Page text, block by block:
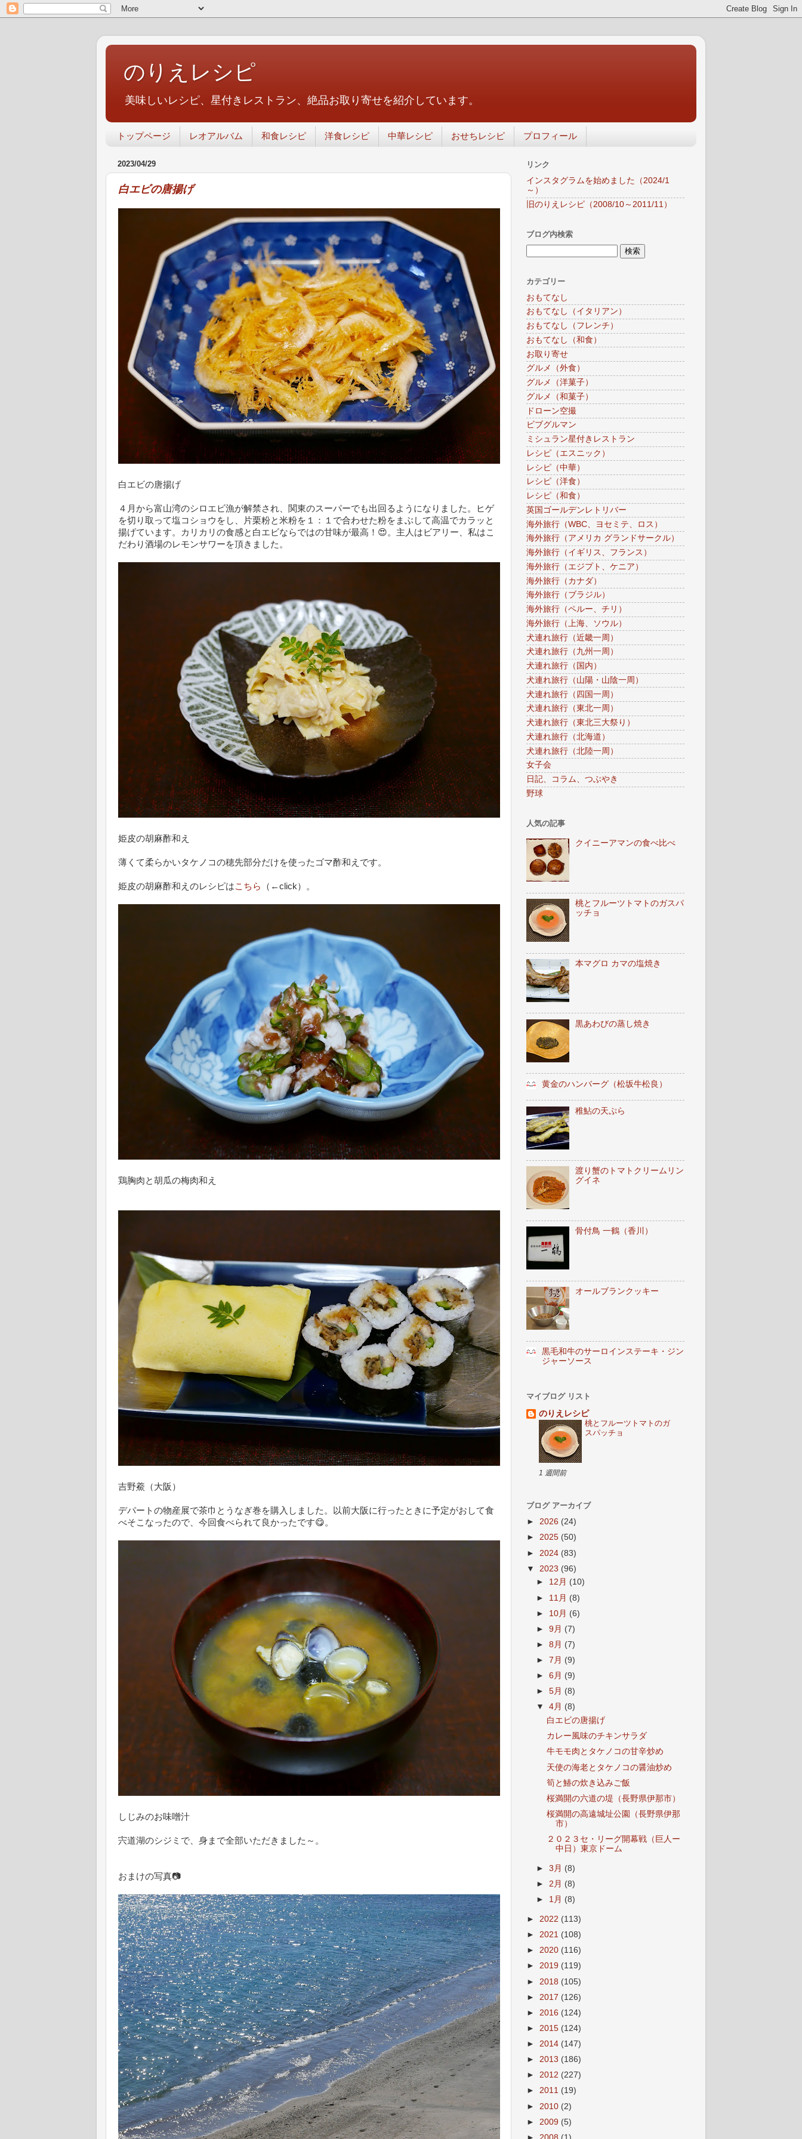
のりえレシピ
美味しいレシピ、星付きレストラン、絶品お取り寄せを紹介しています。
トップページ レオアルバム 和食レシピ 洋食レシピ 中華レシピ おせちレシピ プロフィール
2023/04/29
白エビの唐揚げ
白エビの唐揚げ
４月から富山湾のシロエビ漁が解禁され、関東のスーパーでも出回るようになりました。ヒゲ
を切り取って塩コショウをし、片栗粉と米粉を１：１で合わせた粉をまぶして高温でカラッと
揚げています。カリカリの食感と白エビならではの甘味が最高！😍。主人はビアリー、私はこ
だわり酒場のレモンサワーを頂きました。
姫皮の胡麻酢和え
薄くて柔らかいタケノコの穂先部分だけを使ったゴマ酢和えです。
姫皮の胡麻酢和えのレシピはこちら （←click）。
鶏胸肉と胡瓜の梅肉和え
吉野鯗（大阪）
デパートの物産展で茶巾とうなぎ巻を購入しました。以前大阪に行ったときに予定がおして食
べそこなったので、今回食べられて良かったです😋。
しじみのお味噌汁
宍道湖のシジミで、身まで全部いただきました～。
おまけの写真📷
リンク
インスタグラムを始めました（2024/1
～）
旧のりえレシピ（2008/10～2011/11）
ブログ内検索
カテゴリー
おもてなし
おもてなし（イタリアン）
おもてなし（フレンチ）
おもてなし（和食）
お取り寄せ
グルメ（外食）
グルメ（洋菓子）
グルメ（和菓子）
ドローン空撮
ビブグルマン
ミシュラン星付きレストラン
レシピ（エスニック）
レシピ（中華）
レシピ（洋食）
レシピ（和食）
英国ゴールデンレトリバー
海外旅行（WBC、ヨセミテ、ロス）
海外旅行（アメリカ グランドサークル）
海外旅行（イギリス、フランス）
海外旅行（エジプト、ケニア）
海外旅行（カナダ）
海外旅行（ブラジル）
海外旅行（ペルー、チリ）
海外旅行（上海、ソウル）
犬連れ旅行（近畿一周）
犬連れ旅行（九州一周）
犬連れ旅行（国内）
犬連れ旅行（山陽・山陰一周）
犬連れ旅行（四国一周）
犬連れ旅行（東北一周）
犬連れ旅行（東北三大祭り）
犬連れ旅行（北海道）
犬連れ旅行（北陸一周）
女子会
日記、コラム、つぶやき
野球
人気の記事
クイニーアマンの食べ比べ
桃とフルーツトマトのガスパ
ッチョ
本マグロ カマの塩焼き
黒あわびの蒸し焼き
黄金のハンバーグ（松坂牛松良）
稚鮎の天ぷら
渡り蟹のトマトクリームリン
グイネ
骨付鳥 一鶴（香川）
オールブランクッキー
黒毛和牛のサーロインステーキ・ジン
ジャーソース
マイブログ リスト
のりえレシピ
桃とフルーツトマトのガ
スパッチョ
1 週間前
ブログ アーカイブ
► 2026 (24)
► 2025 (50)
► 2024 (83)
▼ 2023 (96)
► 12月 (10)
► 11月 (8)
► 10月 (6)
►9月 (7)
►8月 (7)
►7月 (9)
►6月 (9)
►5月 (8)
▼4月 (8)
白エビの唐揚げ
カレー風味のチキンサラダ
牛モモ肉とタケノコの甘辛炒め
天使の海老とタケノコの醤油炒め
筍と鰆の炊き込みご飯
桜満開の六道の堤（長野県伊那市）
桜満開の高遠城址公園（長野県伊那
市）
２０２３セ・リーグ開幕戦（巨人ー
中日）東京ドーム
►3月 (8)
►2月 (8)
► 1月 (8)
► 2022 (113)
► 2021 (108)
► 2020 (116)
► 2019 (119)
► 2018 (105)
► 2017 (126)
► 2016 (124)
► 2015 (124)
► 2014 (147)
► 2013 (186)
► 2012 (227)
► 2011 (19)
► 2010 (2)
► 2009 (5)